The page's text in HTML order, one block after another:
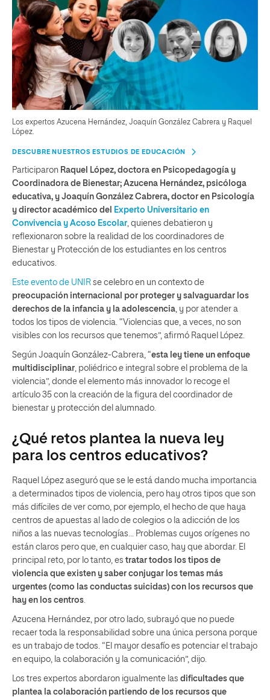
Los expertos Azucena Hernández, Joaquín González Cabrera y Raquel
López.
DESCUBRE NUESTROS ESTUDIOS DE EDUCACIÓN
Participaron Raquel López, doctora en Psicopedagogía y
Coordinadora de Bienestar; Azucena Hernández, psicóloga
educativa, y Joaquín González Cabrera, doctor en Psicología
y director académico del
Experto Universitario en
Convivencia y Acoso Escolar , quienes debatieron y
reflexionaron sobre la realidad de los coordinadores de
Bienestar y Protección de los estudiantes en los centros
educativos.
Este evento de UNIR se celebro en un contexto de
preocupación internacional por proteger y salvaguardar los
derechos de la infancia y la adolescencia , y por atender a
todos los tipos de violencia. “Violencias que, a veces, no son
visibles con los recursos que tenemos”, afirmó Raquel López.
Según Joaquín González-Cabrera, “esta ley tiene un enfoque
multidisciplinar , poliédrico e integral sobre el problema de la
violencia”, donde el elemento más innovador lo recoge el
artículo 35 con la creación de la figura del coordinador de
bienestar y protección del alumnado.
¿Qué retos plantea la nueva ley
para los centros educativos?
Raquel López aseguró que se le está dando mucha importancia
a determinados tipos de violencia, pero hay otros tipos que son
más difíciles de ver como, por ejemplo, el hecho de que haya
centros de apuestas al lado de colegios o la adicción de los
niños a las nuevas tecnologías… Problemas cuyos orígenes no
están claros pero que, en cualquier caso, hay que abordar. El
principal reto, por lo tanto, es tratar todos los tipos de
violencia que existen y saber conjugar los temas más
urgentes (como las conductas suicidas) con los recursos que
hay en los centros
Azucena Hernández, por otro lado, subrayó que no puede
recaer toda la responsabilidad sobre una única persona porque
es un trabajo de todos. “El mayor desafío es potenciar el trabajo
en equipo, la colaboración y la comunicación”, dijo.
Los tres expertos abordaron igualmente las dificultades que
plantea la colaboración partiendo de los recursos que